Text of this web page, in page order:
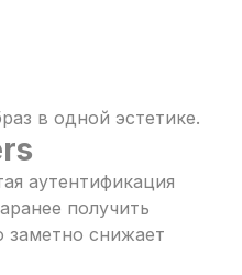
в одной эстетике.
аутентификация
получить
снижает